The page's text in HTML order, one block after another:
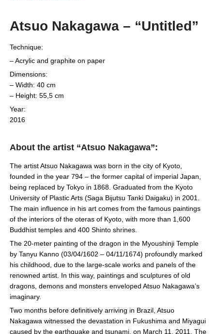
Atsuo Nakagawa – “Untitled”
Technique:
– Acrylic and graphite on paper
Dimensions:
– Width: 40 cm
– Height: 55,5 cm
Year:
2016
About the artist “Atsuo Nakagawa”:
The artist Atsuo Nakagawa was born in the city of Kyoto,
founded in the year 794 – the former capital of imperial Japan,
being replaced by Tokyo in 1868. Graduated from the Kyoto
University of Plastic Arts (Saga Bijutsu Tanki Daigaku) ​​in 2001.
The main influence in his art comes from the famous paintings
of the interiors of the oteras of Kyoto, with more than 1,600
Buddhist temples and 400 Shinto shrines.
The 20-meter painting of the dragon in the Myoushinji Temple
by Tanyu Kanno (03/04/1602 – 04/11/1674) profoundly marked
his childhood, due to the large-scale works and panels of the
renowned artist. In this way, paintings and sculptures of old
dragons, demons and monsters enveloped Atsuo Nakagawa’s
imaginary.
Two months before definitively arriving in Brazil, Atsuo
Nakagawa witnessed the devastation in Fukushima and Miyagui
caused by the earthquake and tsunami, on March 11, 2011. The